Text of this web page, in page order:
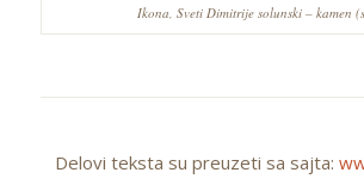
Ikona, Sveti Dimitrije solunski – kamen
Delovi teksta su preuzeti sa sajta: